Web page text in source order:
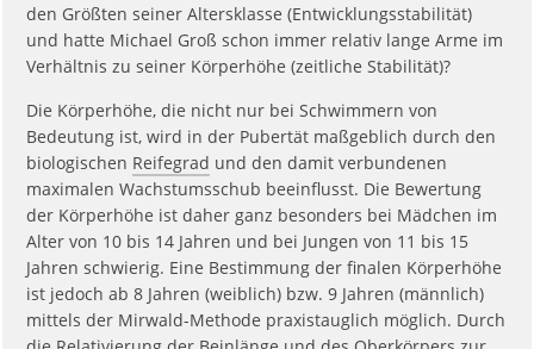
den Größten seiner Altersklasse (Entwicklungsstabilität)
und hatte Michael Groß schon immer relativ lange Arme im
Verhältnis zu seiner Körperhöhe (zeitliche Stabilität)?
Die Körperhöhe, die nicht nur bei Schwimmern von
Bedeutung ist, wird in der Pubertät maßgeblich durch den
biologischen Reifegrad und den damit verbundenen
maximalen Wachstumsschub beeinflusst. Die Bewertung
der Körperhöhe ist daher ganz besonders bei Mädchen im
Alter von 10 bis 14 Jahren und bei Jungen von 11 bis 15
Jahren schwierig. Eine Bestimmung der finalen Körperhöhe
ist jedoch ab 8 Jahren (weiblich) bzw. 9 Jahren (männlich)
mittels der Mirwald-Methode praxistauglich möglich. Durch